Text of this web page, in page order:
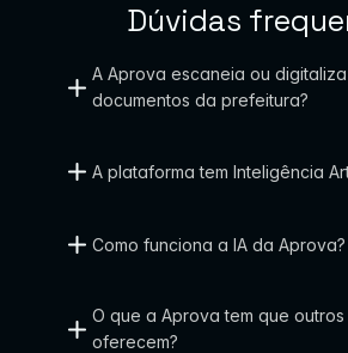
e
r
o
q
e
Dúvidas
A Aprova escaneia ou
documentos da prefeitura?
A plataforma tem Inteligência
Como funciona a IA da Aprova?
O que a Aprova tem que outros
oferecem?